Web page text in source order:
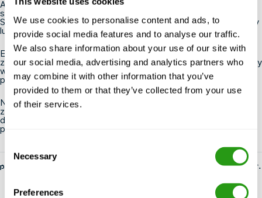
We use cookies to personalise content and ads, to
provide social media features and to analyse our traffic.
We also share information about your use of our site with
our social media, advertising and analytics partners who
may combine it with other information that you’ve
provided to them or that they’ve collected from your use
of their services.
Selection
Necessary
Preferences
Aby uzyskać więcej informacji i zapoznać się z możliwościami
szkoleniowymi dostępnymi w instytucie szkoleniowym FMTC
Safety w Zeebrugge, odwiedź stronę internetową FMTC Safety
lub skontaktuj się z nami bezpośrednio.
Ekspansja FMTC Safety do Zeebrugge odzwierciedla
zaangażowanie w otwieranie drzwi do nowych możliwości kariery
w branży wiatrowej. Dołącz do nas w tej transformacyjnej
podróży już dziś!
Należy pamiętać, że programy szkoleniowe będą dostępne
zarówno w języku niderlandzkim, jak i angielskim, co pozwoli
dotrzeć do szerokiego grona osób poszukujących możliwości
pracy w branży wiatrowej.
przez fs-admin 14 maja 2025 r.